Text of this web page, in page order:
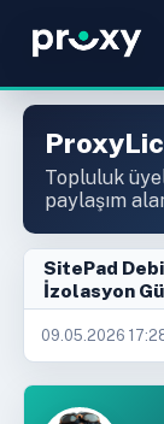
Topluluk
paylaşım
SitePad
İzolasyon
09.05.2026